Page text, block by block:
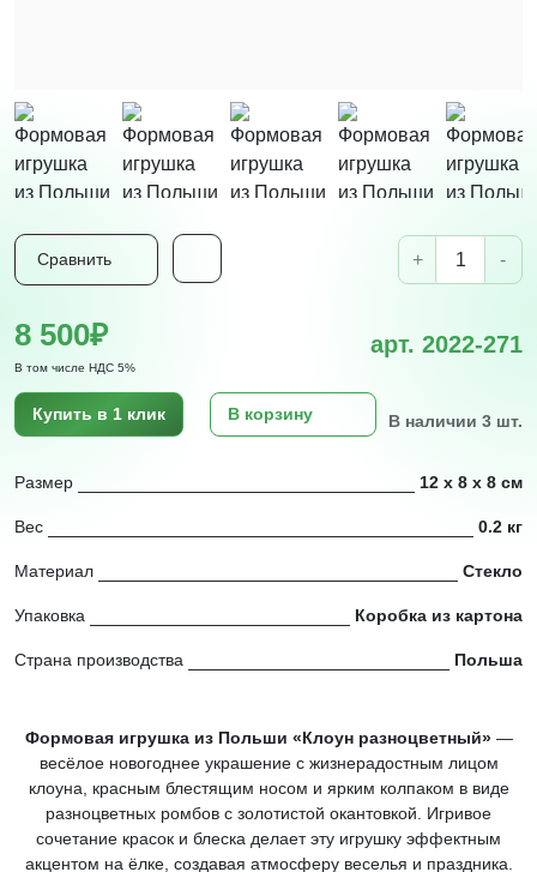
Сравнить + -
8 500₽
В том числе НДС 5%
арт. 2022-271
Купить в 1 клик В корзину В наличии 3 шт.
Размер 12 х 8 х 8 см
Вес 0.2 кг
Материал Стекло
Упаковка Коробка из картона
Страна производства Польша
Формовая игрушка из Польши «Клоун разноцветный»—
весёлое новогоднее украшение с жизнерадостным лицом
клоуна, красным блестящим носом и ярким колпаком в виде
разноцветных ромбов с золотистой окантовкой. Игривое
сочетание красок и блеска делает эту игрушку эффектным
акцентом на ёлке, создавая атмосферу веселья и праздника.